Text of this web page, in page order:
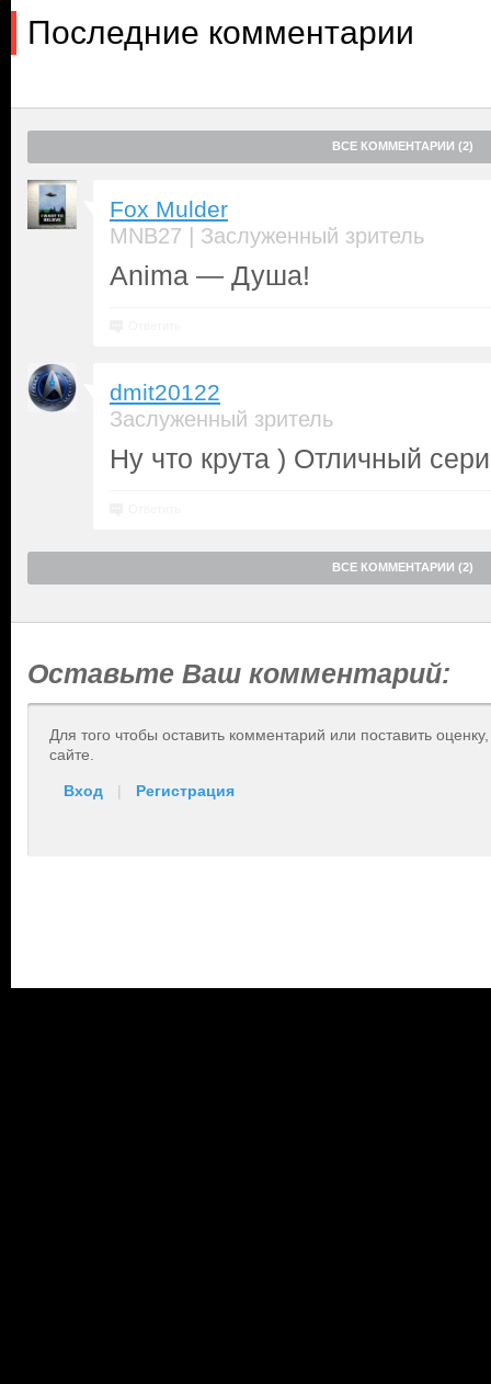
Последние комментарии
ВСЕ КОММЕНТАРИИ (2)
Fox Mulder
MNB27 | Заслуженный зритель
Anima — Душа!
dmit20122
Заслуженный зритель
Ну что крута ) Отличный
ВСЕ КОММЕНТАРИИ (2)
Оставьте Ваш комментарий:
Для того чтобы оставить комментарий или поставить
сайте.
Вход | Регистрация